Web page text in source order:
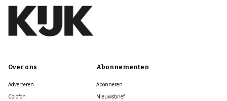
Over ons
Adverteren
Colofon
Abonnementen
Abonneren
Nieuwsbrief